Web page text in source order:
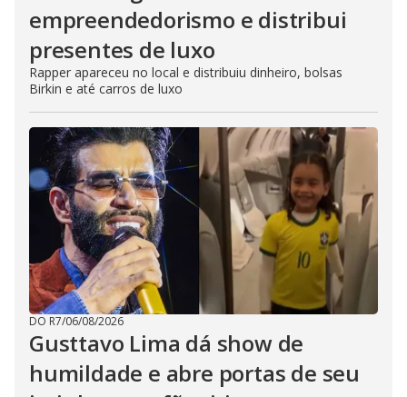
empreendedorismo e distribui
presentes de luxo
Rapper apareceu no local e distribuiu dinheiro, bolsas
Birkin e até carros de luxo
DO R7/06/08/2026
Gusttavo Lima dá show de
humildade e abre portas de seu